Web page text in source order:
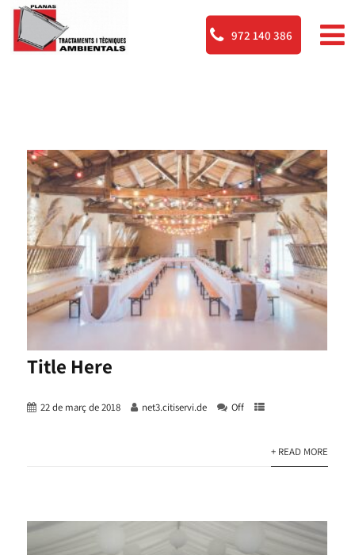
972 140 386
Title Here
22 de març de 2018 net3.citiservi.de Off
+ READ MORE